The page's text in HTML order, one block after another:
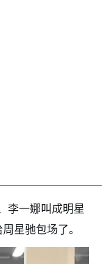
李一娜叫成明星
星驰包场了。